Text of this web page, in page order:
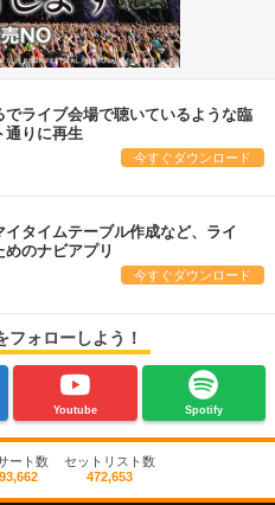
でライブ会場で聴いているような臨
通りに再生
今すぐダウンロード
イタイムテーブル作成など、ライ
のナビアプリ
今すぐダウンロード
フォローしよう！
Youtube Spotify
ート数
セットリスト数
472,653